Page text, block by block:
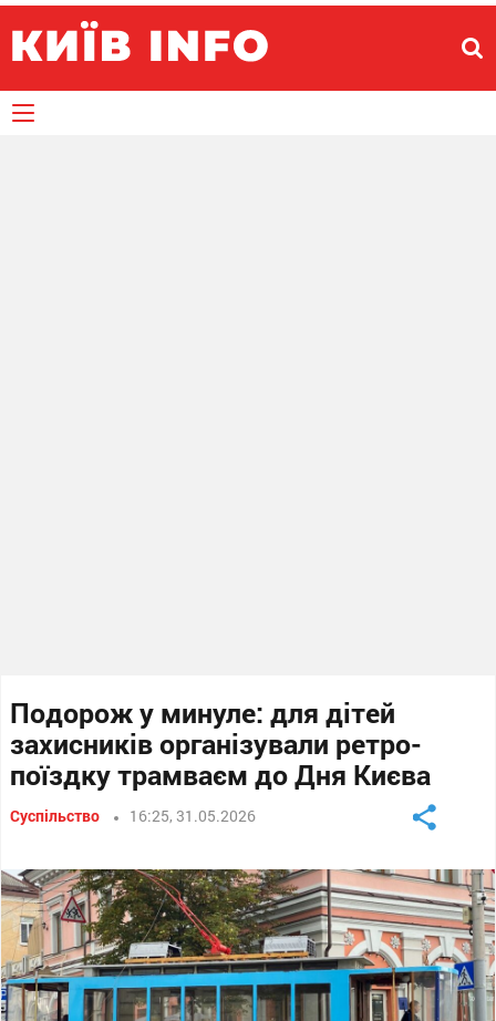
Подорож у минуле: для дітей
захисників організували ретро-
поїздку трамваєм до Дня Києва
Суспільство 16:25, 31.05.2026